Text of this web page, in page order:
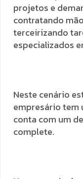
projetos e
contratando
terceirizando
especializados
Neste cenário
empresário tem
conta com um
complete.